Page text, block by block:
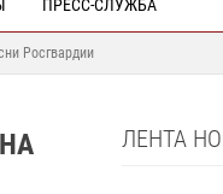
ПРЕСС-СЛУЖБА
Росгвардии
ЛЕНТА